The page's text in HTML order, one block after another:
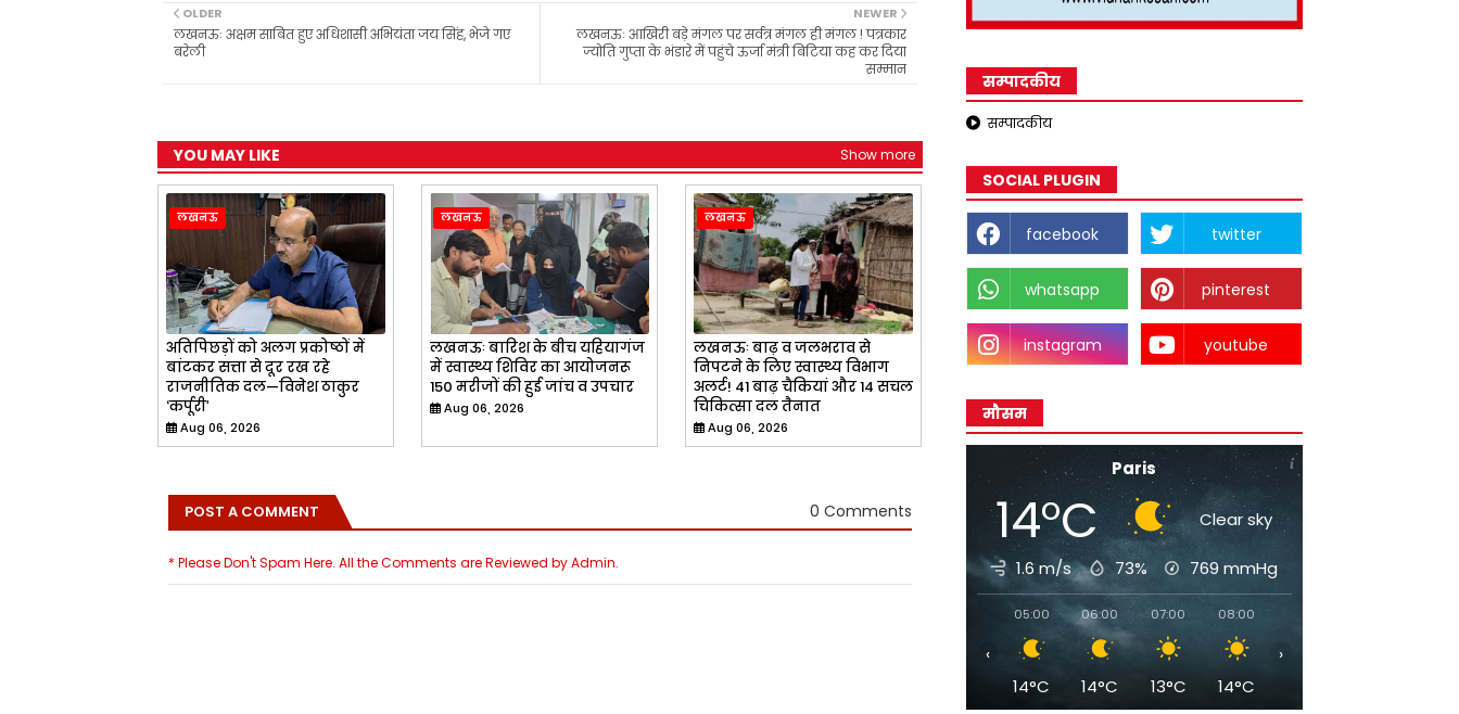
b
o
o
A
p
r
e
NEWER
लखनऊः आखिरी बड़े मंगल पर सर्वत्र मंगल ही मंगल ! पत्रकार
ज्योति गुप्ता के भंडारे में पहुंचे ऊर्जा मंत्री बिटिया कह कर दिया
सम्मान
OLDER
लखनऊः अक्षम साबित हुए अधिशासी अभियंता जय सिंह, भेजे गए
बरेली
YOU MAY LIKE Show more
लखनऊ
अतिपिछड़ों को अलग प्रकोष्ठों में
बांटकर सत्ता से दूर रख रहे
राजनीतिक दल—विनेश ठाकुर
‘कर्पूरी’
Aug 06, 2026
लखनऊ
लखनऊः बारिश के बीच यहियागंज
में स्वास्थ्य शिविर का आयोजनरू
150 मरीजों की हुई जांच व उपचार
Aug 06, 2026
लखनऊ
लखनऊः बाढ़ व जलभराव से
निपटने के लिए स्वास्थ्य विभाग
अलर्ट! 41 बाढ़ चैकियां और 14 सचल
चिकित्सा दल तैनात
Aug 06, 2026
POST A COMMENT 0 Comments
* Please Don't Spam Here. All the Comments are Reviewed by Admin.
सम्पादकीय
सम्पादकीय
SOCIAL PLUGIN
facebook twitter
whatsapp pinterest
instagram youtube
मौसम
Paris
14°C Clear sky
1.6 m/s 73% 769mmHg
05:00
14°C
06:00
14°C
07:00
13°C
08:00
14°C
‹ ›